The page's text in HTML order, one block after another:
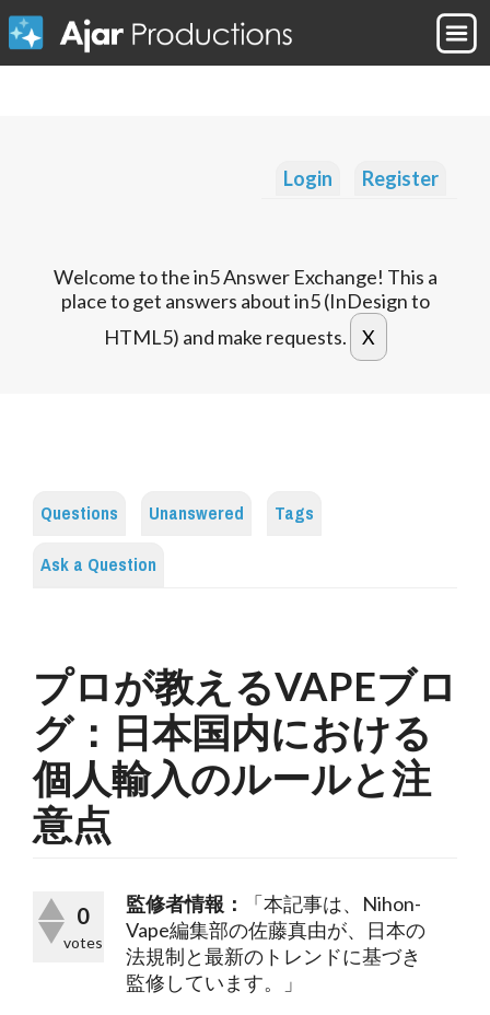
Login Register
Welcome to the in5 Answer Exchange! This a
place to get answers about in5 (InDesign to
HTML5) and make requests.
Questions Unanswered
Tags
Ask a Question
プロが教えるVAPEブロ
グ：日本国内における
個人輸入のルールと注
意点
0
votes
監修者情報：
「本記事は、Nihon-
Vape編集部の佐藤真由が、日本の
法規制と最新のトレンドに基づき
監修しています。」